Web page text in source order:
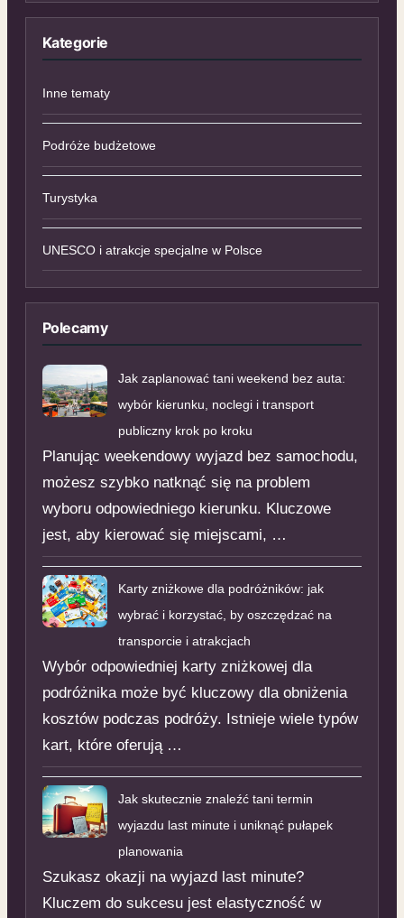
Kategorie
Inne tematy
Podróże budżetowe
Turystyka
UNESCO i atrakcje specjalne w Polsce
Polecamy
Jak zaplanować tani weekend bez auta:
wybór kierunku, noclegi i transport
publiczny krok po kroku
Planując weekendowy wyjazd bez samochodu,
możesz szybko natknąć się na problem
wyboru odpowiedniego kierunku. Kluczowe
jest, aby kierować się miejscami, …
Karty zniżkowe dla podróżników: jak
wybrać i korzystać, by oszczędzać na
transporcie i atrakcjach
Wybór odpowiedniej karty zniżkowej dla
podróżnika może być kluczowy dla obniżenia
kosztów podczas podróży. Istnieje wiele typów
kart, które oferują …
Jak skutecznie znaleźć tani termin
wyjazdu last minute i uniknąć pułapek
planowania
Szukasz okazji na wyjazd last minute?
Kluczem do sukcesu jest elastyczność w